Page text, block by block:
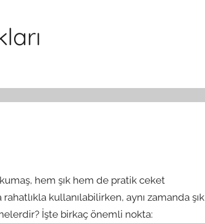
hem şık hem de pratik ceket
kullanılabilirken, aynı zamanda şık
İşte birkaç önemli nokta: